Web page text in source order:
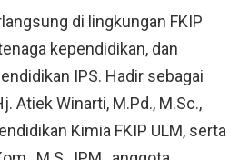
di lingkungan FKIP
kependidikan, dan
IPS. Hadir sebagai
Atiek Winarti, M.Pd., M.Sc.,
Kimia FKIP ULM, serta